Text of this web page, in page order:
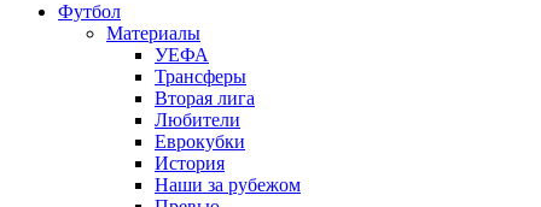
Футбол
Материалы
УЕФА
Трансферы
Вторая лига
Любители
Еврокубки
История
Наши за рубежом